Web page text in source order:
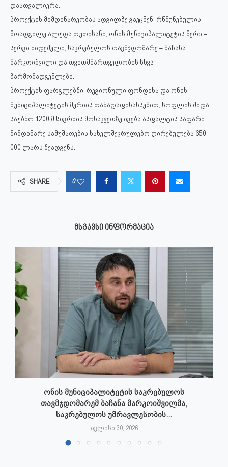
დაათვალიერა.
პროექტის მიმდინარეობას ადგილზე გაეცნენ, რწმუნებულის
მოადგილე ალუდა თუთისანი, ონის მუნიციპალიტეტის მერი –
სერგი ხიდეშელი, საკრებულოს თავმჯდომარე – ბაჩანა
მარკოიშვილი და თვითმმართველობის სხვა
წარმომადგენლები.
პროექტის ფარგლებში, რეგიონული ფონდისა და ონის
მუნიციპალიტეტის მერიის თანადაფინანსებით, სოფლის შიდა
საუბნო 1200 მ სიგრძის მონაკვეთზე იგება ასფალტის საფარი.
მიმდინარე სამუშაოების სახელშეკრულებო ღირებულება 650
000 ლარს შეადგენს.
SHARE 0
ᲛᲡᲒᲐᲕᲡᲘ ᲘᲜᲤᲝᲠᲛᲐᲪᲘᲐ
ონის მუნიციპალიტეტის საკრებულოს
თავმჯდომარემ ბაჩანა მარკოიშვილმა,
საკრებულოს უმრავლესობის...
ივლისი 30, 2026